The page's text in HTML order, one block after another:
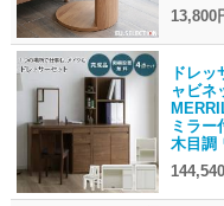
13,800
ドレ
ャビネ
ミラー
木目調